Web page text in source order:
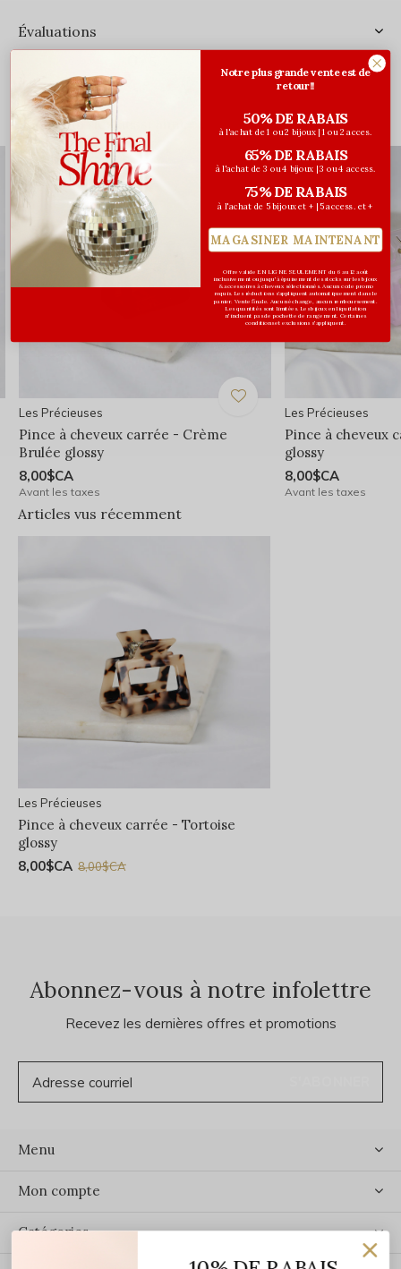
Évaluations
Vous pourriez aussi aimer...
Les Précieuses
Pince à cheveux carrée - Crème
Brulée glossy
8,00$CA
Avant les taxes
Les Précieuses
Pince à cheveux
glossy
8,00$CA
Avant les taxes
Articles vus récemment
Les Précieuses
Pince à cheveux carrée - Tortoise
glossy
8,00$CA 8,00$CA
Abonnez-vous à notre infolettre
Recevez les dernières offres et promotions
Menu
Mon compte
Catégories
Notre plus grande vente est de
retour!!
50% DE RABAIS
à l'achat de 1 ou 2 bijoux | 1 ou 2 acces.
65% DE RABAIS
à l'achat de 3 ou 4 bijoux | 3 ou 4 access.
75% DE RABAIS
à l'achat de 5 bijoux et + | 5 access. et +
MAGASINER MAINTENANT
Offre valide EN LIGNE SEULEMENT du 6 au 12 août
inclusivement ou jusqu'à épuisement des stocks sur les bijoux
& accessoires à cheveux sélectionnés. Aucun code promo
requis. Les réductions s’appliquent automatiquement dans le
panier. Vente finale. Aucun échange, aucun remboursement.
Les quantités sont limitées. Les bijoux en liquidation
n'incluent pas de pochette de rangement. Certaines
conditions et exclusions s'appliquent.